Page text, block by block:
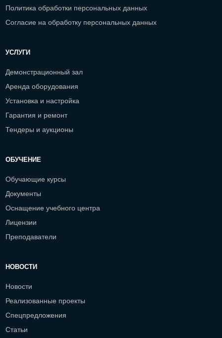
Политика обработки персональных данных
Согласие на обработку персональных данных
УСЛУГИ
Демонстрационный зал
Аренда оборудования
Установка и настройка
Гарантия и ремонт
Тендеры и аукционы
ОБУЧЕНИЕ
Обучающие курсы
Документы
Оснащение учебного центра
Лицензии
Преподаватели
НОВОСТИ
Новости
Реализованные проекты
Спецпредложения
Статьи